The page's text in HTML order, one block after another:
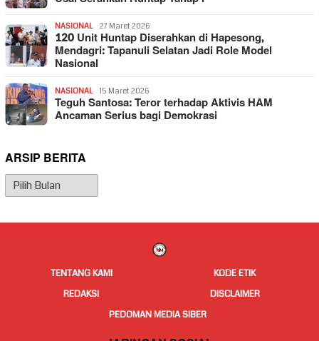
NASIONAL 27 Maret 2026
120 Unit Huntap Diserahkan di Hapesong,
Mendagri: Tapanuli Selatan Jadi Role Model
Nasional
NASIONAL 15 Maret 2026
Teguh Santosa: Teror terhadap Aktivis HAM
Ancaman Serius bagi Demokrasi
ARSIP BERITA
Arsip
Berita
TENTANG KAMI
KODE ETIK
REDAKSI
DISCLAIMER
PEDOMAN MEDIA SIBER